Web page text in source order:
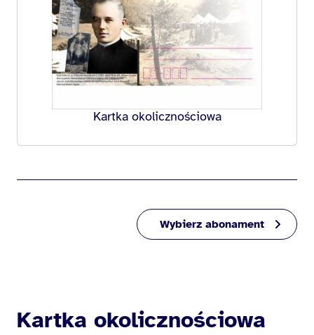
Kartka okolicznościowa
Wybierz abonament
Kartka okolicznościowa